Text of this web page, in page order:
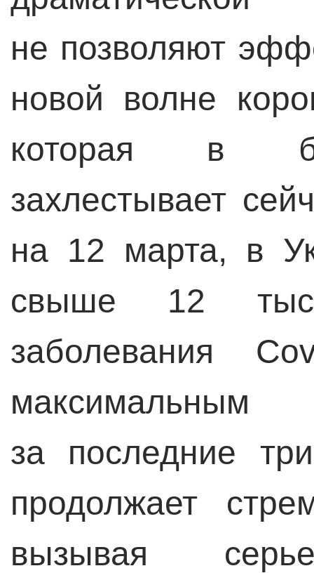
не позволяют
новой волне
которая в
захлестывает
на 12 марта, в
свыше 12
заболевания
за последние
продолжает
вызывая